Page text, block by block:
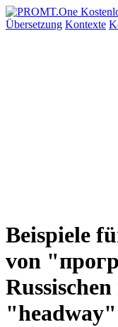
Übersetzung Kontexte
Beispiele
von
"headway"